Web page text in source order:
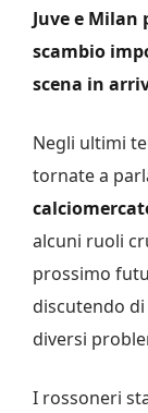
Juve e
scambio
scena in
Negli ultimi
tornate a
alcuni ruoli
prossimo
discutendo
diversi
I rossoneri